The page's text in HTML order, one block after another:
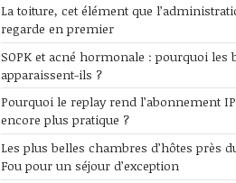
La toiture, cet élément que
regarde en premier
SOPK et acné hormonale : pourquoi les
apparaissent-ils ?
Pourquoi le replay rend l’abonnement
encore plus pratique ?
Les plus belles chambres d’hôtes près
Fou pour un séjour d’exception